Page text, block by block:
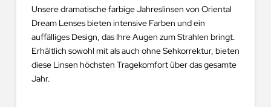
Unsere dramatische farbige Jahreslinsen von Oriental
Dream Lenses bieten intensive Farben und ein
auffälliges Design, das Ihre Augen zum Strahlen bringt.
Erhältlich sowohl mit als auch ohne Sehkorrektur, bieten
diese Linsen höchsten Tragekomfort über das gesamte
Jahr.